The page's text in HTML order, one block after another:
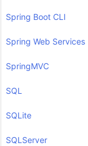
Spring Boot CLI
Spring Web Services
SpringMVC
SQL
SQLite
SQLServer